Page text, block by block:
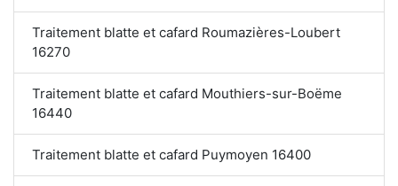
Traitement blatte et cafard Roumazières-Loubert
16270
Traitement blatte et cafard Mouthiers-sur-Boëme
16440
Traitement blatte et cafard Puymoyen 16400